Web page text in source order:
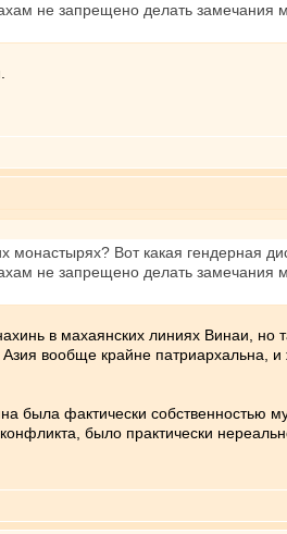
не запрещено делать замечания
монастырях? Вот какая гендерная
не запрещено делать замечания
в махаянских линиях Винаи, но
вообще крайне патриархальна,
была фактически собственностью
было практически